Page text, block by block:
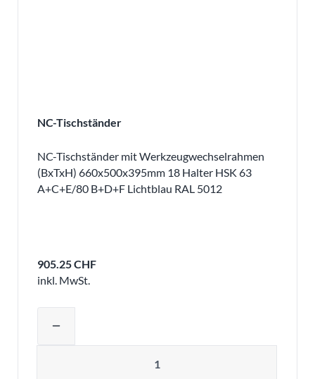
NC-Tischständer
NC-Tischständer mit Werkzeugwechselrahmen
(BxTxH) 660x500x395mm 18 Halter HSK 63
A+C+E/80 B+D+F Lichtblau RAL 5012
905.25 CHF
inkl. MwSt.
remove